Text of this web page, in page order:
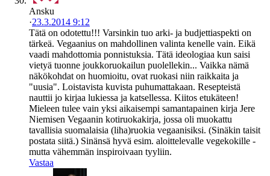
Ansku
·23.3.2014 9:12
Tätä on odotettu!!! Varsinkin tuo arki- ja budjettiaspekti on
tärkeä. Vegaanius on mahdollinen valinta kenelle vain. Eikä
vaadi mahdottomia ponnistuksia. Tätä ideologiaa kun saisi
vietyä tuonne joukkoruokailun puolellekin... Vaikka nämä
näkökohdat on huomioitu, ovat ruokasi niin raikkaita ja
"uusia". Loistavista kuvista puhumattakaan. Resepteistä
nauttii jo kirjaa lukiessa ja katsellessa. Kiitos etukäteen!
Mieleen tulee vain yksi aikaisempi samantapainen kirja Jere
Niemisen Vegaanin kotiruokakirja, jossa oli muokattu
tavallisia suomalaisia (liha)ruokia vegaanisiksi. (Sinäkin taisit
postata siitä.) Sinänsä hyvä esim. aloittelevalle vegekokille -
mutta vähemmän inspiroivaan tyyliin.
Vastaa